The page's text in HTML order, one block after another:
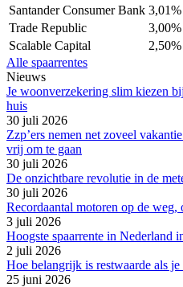
Santander Consumer Bank 3,01%
Trade Republic
3,00%
Scalable Capital
2,50%
Alle spaarrentes
Nieuws
Je woonverzekering slim kiezen
huis
30 juli 2026
Zzp’ers nemen net zoveel
vrij om te gaan
30 juli 2026
De onzichtbare revolutie in de
30 juli 2026
Recordaantal motoren op de
3 juli 2026
Hoogste spaarrente in Nederland
2 juli 2026
Hoe belangrijk is restwaarde als
25 juni 2026